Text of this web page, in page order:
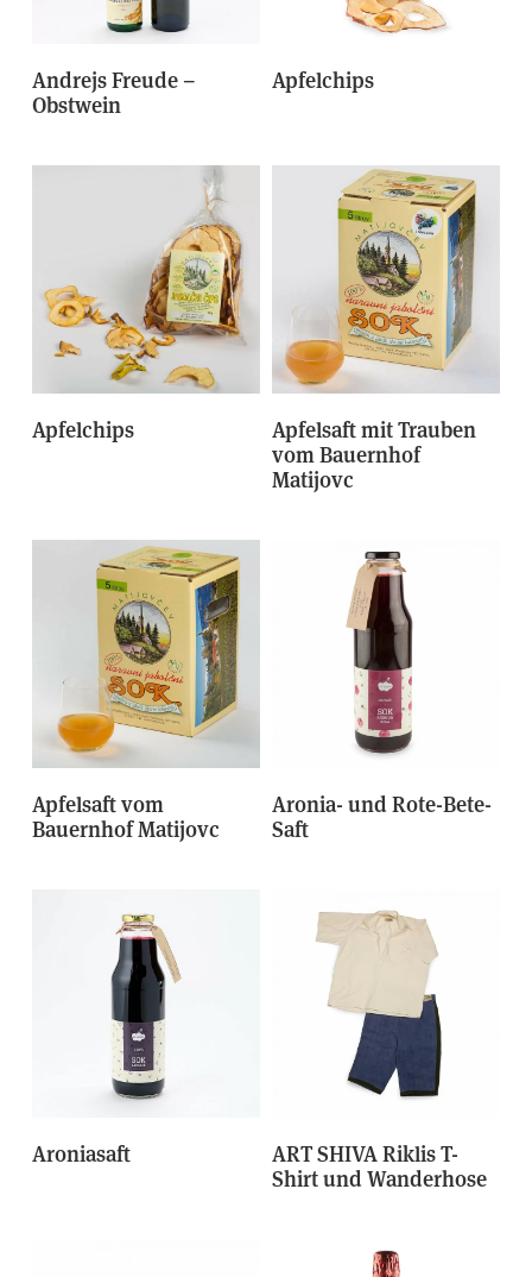
Andrejs Freude –
Obstwein
Apfelchips
Apfelchips
Apfelsaft mit Trauben
vom Bauernhof
Matijovc
Apfelsaft vom
Bauernhof Matijovc
Aronia- und Rote-Bete-
Saft
Aroniasaft
ART SHIVA Riklis T-
Shirt und Wanderhose